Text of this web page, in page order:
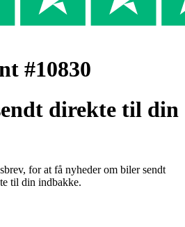
#10830
direkte til din
for at få nyheder om biler sendt
til din indbakke.